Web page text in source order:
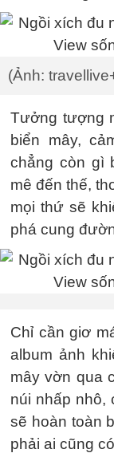
(Ảnh:
Tưởng tượng
biển mây,
chẳng còn gì
mê đến thế,
mọi thứ sẽ
phá cung
Chỉ cần giơ
album ảnh
mây vờn qua
núi nhấp nhô,
sẽ hoàn toàn
phải ai cũng